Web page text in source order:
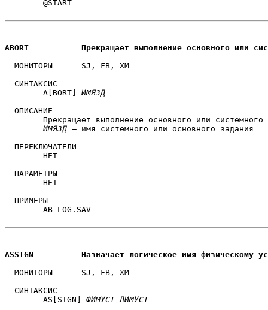
ABORT		Прекращает выполнение основного или
  МОНИТОРЫ 	SJ, FB, XM
  СИНТАКСИС
	A[BORT]
ИМЯЗД
  ОПИСАНИЕ
ИМЯЗД — имя системного или основного задания
  ПЕРЕКЛЮЧАТЕЛИ
  ПАРАМЕТРЫ
  ПРИМЕРЫ
ASSIGN		Назначает логическое имя физическому
  МОНИТОРЫ	SJ, FB, XM
  СИНТАКСИС
	AS[SIGN]
ФИМУСТ ЛИМУСТ